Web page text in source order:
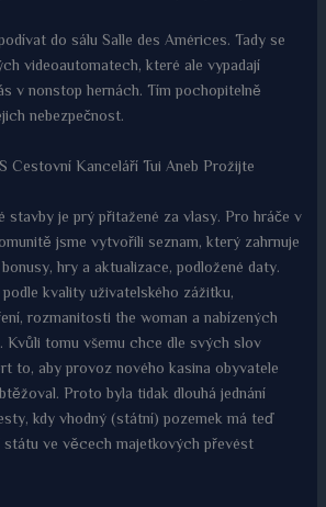
do sálu Salle des Américes. Tady se
videoautomatech, které ale vypadají
v nonstop hernách. Tím pochopitelně
nebezpečnost.
Cestovní Kanceláří Tui Aneb Prožijte
stavby je prý přitažené za vlasy. Pro hráče v
jsme vytvořili seznam, který zahrnuje
hry a aktualizace, podložené daty.
kvality uživatelského zážitku,
rozmanitosti the woman a nabízených
Kvůli tomu všemu chce dle svých slov
to, aby provoz nového kasina obyvatele
Proto byla tidak dlouhá jednání
kdy vhodný (státní) pozemek má teď
ve věcech majetkových převést